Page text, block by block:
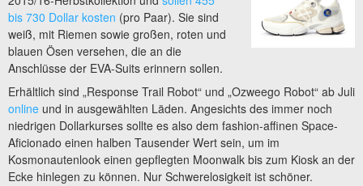
bis 730 Dollar kosten (pro Paar). Sie sind
weiß, mit Riemen sowie großen, roten und
blauen Ösen versehen, die an die
Anschlüsse der EVA-Suits erinnern sollen.
Erhältlich sind „Response Trail Robot“ und „Ozweego Robot“ ab Juli
online und in ausgewählten Läden. Angesichts des immer noch
niedrigen Dollarkurses sollte es also dem fashion-affinen Space-
Aficionado einen halben Tausender Wert sein, um im
Kosmonautenlook einen gepflegten Moonwalk bis zum Kiosk an der
Ecke hinlegen zu können. Nur Schwerelosigkeit ist schöner.